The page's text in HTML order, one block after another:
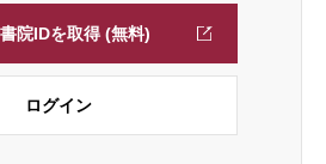
院IDを取得 (無料)
ログイン